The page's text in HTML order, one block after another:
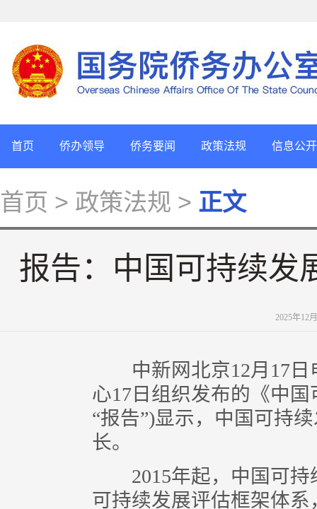
首页 侨办领导 侨务要闻 政策法规 信息公开
首页 > 政策法规 > 正文
报告：中国可持续发
2025年12
中新网北京12月17日
心17日组织发布的《中
“报告”)显示，中国可持
长。
2015年起，中国可持
可持续发展评估框架体